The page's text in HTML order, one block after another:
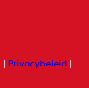
Privacybeleid